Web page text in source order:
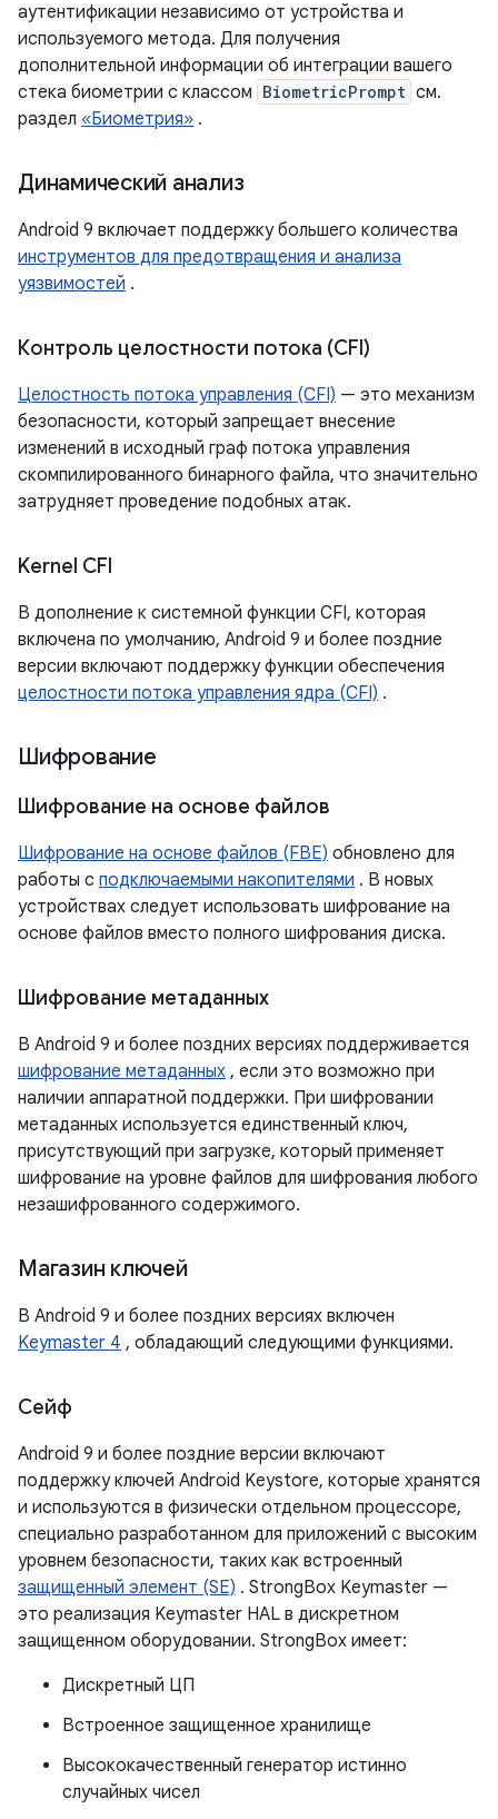
аутентификации независимо от устройства и
используемого метода. Для получения
дополнительной информации об интеграции вашего
стека биометрии с классом BiometricPrompt см.
раздел «Биометрия» .
Динамический анализ
Android 9 включает поддержку большего количества
инструментов для предотвращения и анализа
уязвимостей .
Контроль целостности потока (CFI)
Целостность потока управления (CFI) — это механизм
безопасности, который запрещает внесение
изменений в исходный граф потока управления
скомпилированного бинарного файла, что значительно
затрудняет проведение подобных атак.
Kernel CFI
В дополнение к системной функции CFI, которая
включена по умолчанию, Android 9 и более поздние
версии включают поддержку функции обеспечения
целостности потока управления ядра (CFI) .
Шифрование
Шифрование на основе файлов
Шифрование на основе файлов (FBE) обновлено для
работы с подключаемыми накопителями . В новых
устройствах следует использовать шифрование на
основе файлов вместо полного шифрования диска.
Шифрование метаданных
В Android 9 и более поздних версиях поддерживается
шифрование метаданных , если это возможно при
наличии аппаратной поддержки. При шифровании
метаданных используется единственный ключ,
присутствующий при загрузке, который применяет
шифрование на уровне файлов для шифрования любого
незашифрованного содержимого.
Магазин ключей
В Android 9 и более поздних версиях включен
Keymaster 4 , обладающий следующими функциями.
Сейф
Android 9 и более поздние версии включают
поддержку ключей Android Keystore, которые хранятся
и используются в физически отдельном процессоре,
специально разработанном для приложений с высоким
уровнем безопасности, таких как встроенный
защищенный элемент (SE) . StrongBox Keymaster —
это реализация Keymaster HAL в дискретном
защищенном оборудовании. StrongBox имеет:
Дискретный ЦП
Встроенное защищенное хранилище
Высококачественный генератор истинно
случайных чисел